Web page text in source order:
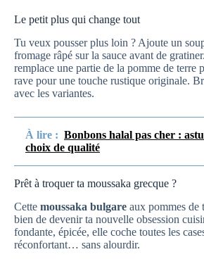
Le petit plus qui change tout
Tu veux pousser plus loin ? Ajoute un
fromage râpé sur la sauce avant de
remplace une partie de la pomme de terre
rave pour une touche rustique originale.
avec les variantes.
À lire : Bonbons halal pas cher :
choix de qualité
Prêt à troquer ta moussaka grecque ?
Cette moussaka bulgare aux pommes de
bien de devenir ta nouvelle obsession
fondante, épicée, elle coche toutes les
réconfortant… sans alourdir.